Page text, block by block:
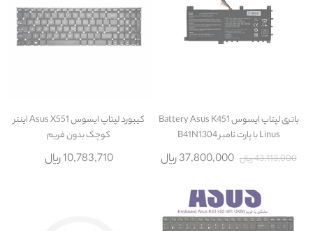
باتری لپتاپ ایسوس Battery Asus K451
Linus با پارت نامبر B41N1304
43,113,000 ریال
37,800,000 ریال
کیبورد لپتاپ ایسوس Asus X551 اينتر
کوچک بدون فريم
10,783,710 ریال